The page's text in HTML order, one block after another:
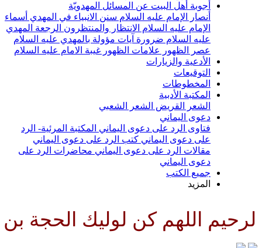
أجوبة أهل البيت عن المسائل المهدويّة
أنصار الإمام عليه السلام سنن الانبياء في المهدي أسماء
الإمام عليه السلام الانتظار والمنتظرون الرجعة المهدي
عليه السلام ضرورة آيات مؤولة بالمهدي عليه السلام
عصر الظهور
علامات الظهور غيبة الامام عليه السلام
الأدعية والزيارات
التوقيعات
المخطوطات
المكتبة الأدبية
الشعر القريض الشعر الشعبي
دعوى اليماني
فتاوى الرد على دعوى اليماني المكتبة المرئية- الرد
على دعوى اليماني كتب الرد على دعوى اليماني
مقالات الرد على دعوى اليماني محاضرات الرد على
دعوى اليماني
جميع الكتب
المزيد
اللهم كن لوليك الحجة بن